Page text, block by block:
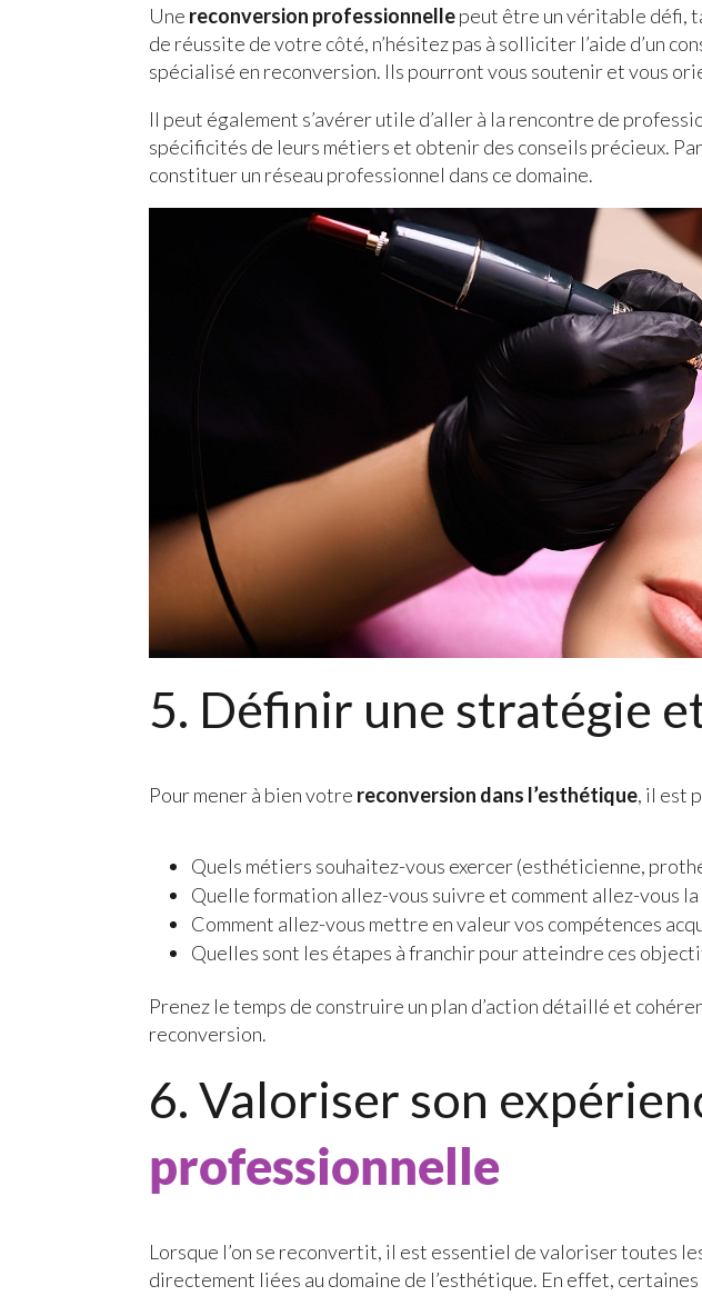
Une reconversion professionnellepeut être un véritable défi,
de réussite de votre côté, n’hésitez pas à solliciter l’aide d’un
spécialisé en reconversion. Ils pourront vous soutenir et vous
Il peut également s’avérer utile d’aller à la rencontre de
spécificités de leurs métiers et obtenir des conseils précieux.
constituer un réseau professionnel dans ce domaine.
5. Définir une stratégie
Pour mener à bien votre reconversion dans l’esthétique, il est
Quels métiers souhaitez-vous exercer (esthéticienne,
Quelle formation allez-vous suivre et comment allez-vous la
Comment allez-vous mettre en valeur vos compétences
Quelles sont les étapes à franchir pour atteindre ces
Prenez le temps de construire un plan d’action détaillé et
reconversion.
6. Valoriser son
professionnelle
Lorsque l’on se reconvertit, il est essentiel de valoriser toutes
directement liées au domaine de l’esthétique. En effet,